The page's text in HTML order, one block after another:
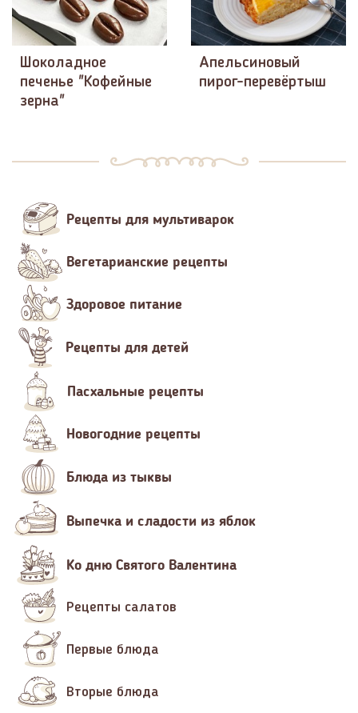
Шоколадное
печенье "Кофейные
зерна"
Апельсиновый
пирог-перевёртыш
Рецепты для мультиварок
Вегетарианские рецепты
Здоровое питание
Рецепты для детей
Пасхальные рецепты
Новогодние рецепты
Блюда из тыквы
Выпечка и сладости из яблок
Ко дню Святого Валентина
Рецепты салатов
Первые блюда
Вторые блюда